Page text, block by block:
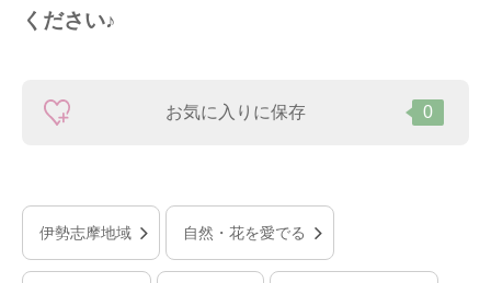
ください♪
お気に入りに保存 0
伊勢志摩地域 自然・花を愛でる